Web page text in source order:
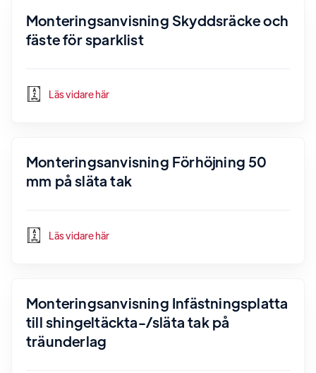
Monteringsanvisning Skyddsräcke och
fäste för sparklist
Läs vidare här
Monteringsanvisning Förhöjning 50
mm på släta tak
Läs vidare här
Monteringsanvisning Infästningsplatta
till shingeltäckta-/släta tak på
träunderlag